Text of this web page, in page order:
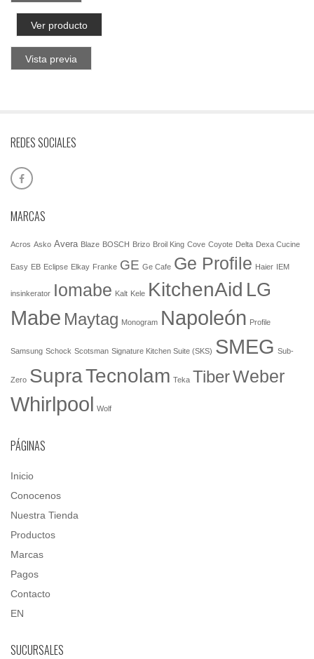
Ver producto
Vista previa
REDES SOCIALES
MARCAS
Acros Asko Avera Blaze BOSCH Brizo Broil King Cove Coyote Delta Dexa Cucine
Easy EB Eclipse Elkay Franke GE Ge Cafe Ge Profile Haier IEM
insinkerator Iomabe Kalt Kele KitchenAid LG
Mabe Maytag Monogram Napoleón Profile
Samsung Schock Scotsman Signature Kitchen Suite (SKS) SMEG Sub-
Zero SupraTecnolam Teka TiberWeber
Whirlpool Wolf
PÁGINAS
Inicio
Conocenos
Nuestra Tienda
Productos
Marcas
Pagos
Contacto
EN
SUCURSALES